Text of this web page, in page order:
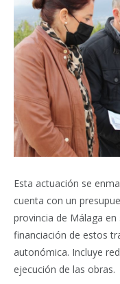
Esta actuación se
cuenta con un
provincia de Málaga
financiación de estos
autonómica. Incluye
ejecución de las obras.